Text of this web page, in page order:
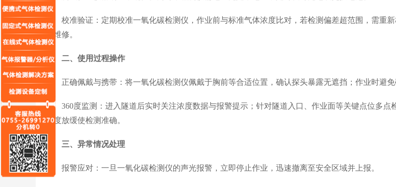
校准验证：定期校准一氧化碳检测仪，作业前与标准气体浓度比对，若检测偏差超范围，需重新
业维修。
二、使用过程操作
正确佩戴与携带：将一氧化碳检测仪佩戴于胸前等合适位置，确认探头暴露无遮挡；作业时避免
360度监测：进入隧道后实时关注浓度数据与报警提示；针对隧道入口、作业面等关键点位多点
速度放缓使检测准确。
三、异常情况处理
报警应对：一旦一氧化碳检测仪的声光报警，立即停止作业，迅速撤离至安全区域并上报。